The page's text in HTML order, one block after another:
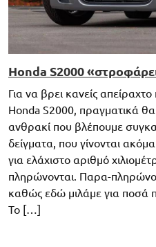
Honda S2000
Για να βρει κανείς
Honda S2000, πραγματικά θα
ανθρακί που βλέπουμε
δείγματα, που γίνονται
για ελάχιστο αριθμό
πληρώνονται. Παρα-
καθώς εδώ μιλάμε για ποσά
Το […]